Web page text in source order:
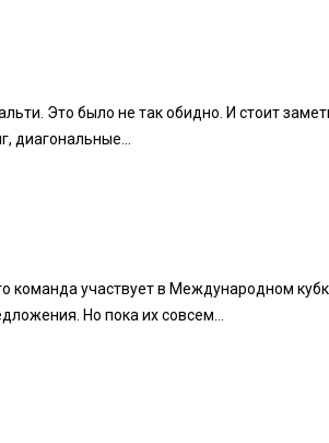
Это было не так обидно. И стоит
диагональные...
команда участвует в Международном
Но пока их совсем...